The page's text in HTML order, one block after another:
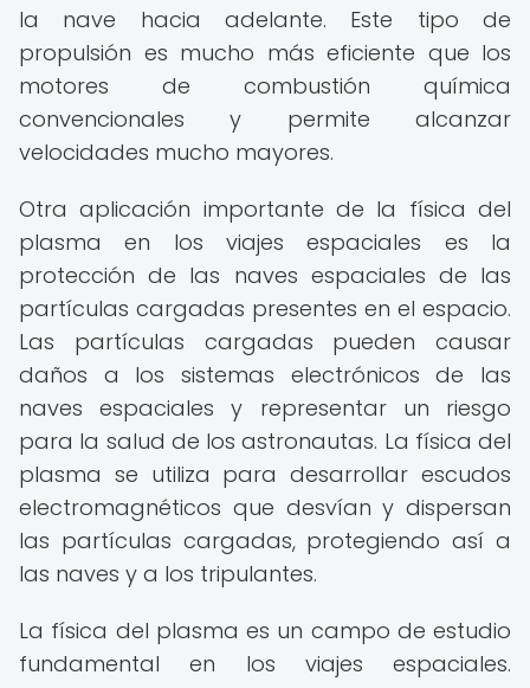
la nave hacia adelante. Este tipo de
propulsión es mucho más eficiente que los
motores de combustión química
convencionales y permite alcanzar
velocidades mucho mayores.
Otra aplicación importante de la física del
plasma en los viajes espaciales es la
protección de las naves espaciales de las
partículas cargadas presentes en el espacio.
Las partículas cargadas pueden causar
daños a los sistemas electrónicos de las
naves espaciales y representar un riesgo
para la salud de los astronautas. La física del
plasma se utiliza para desarrollar escudos
electromagnéticos que desvían y dispersan
las partículas cargadas, protegiendo así a
las naves y a los tripulantes.
La física del plasma es un campo de estudio
fundamental en los viajes espaciales.